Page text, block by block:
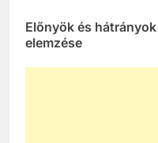
Előnyök és
elemzése